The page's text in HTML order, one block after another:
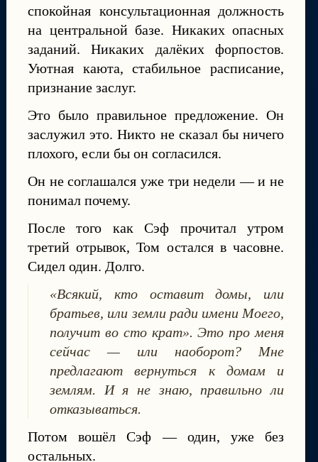
спокойная консультационная должность
на центральной базе. Никаких опасных
заданий. Никаких далёких форпостов.
Уютная каюта, стабильное расписание,
признание заслуг.
Это было правильное предложение. Он
заслужил это. Никто не сказал бы ничего
плохого, если бы он согласился.
Он не соглашался уже три недели — и не
понимал почему.
После того как Сэф прочитал утром
третий отрывок, Том остался в часовне.
Сидел один. Долго.
«Всякий, кто оставит домы, или
братьев, или земли ради имени Моего,
получит во сто крат». Это про меня
сейчас — или наоборот? Мне
предлагают вернуться к домам и
землям. И я не знаю, правильно ли
отказываться.
Потом вошёл Сэф — один, уже без
остальных.